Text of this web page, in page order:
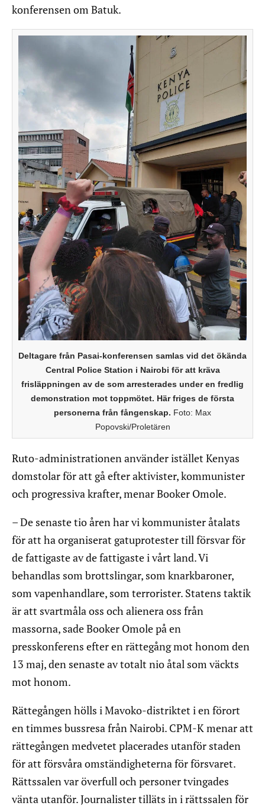
konferensen om Batuk.
Deltagare från Pasai-konferensen samlas vid det ökända
Central Police Station i Nairobi för att kräva
frisläppningen av de som arresterades under en fredlig
demonstration mot toppmötet. Här friges de första
personerna från fångenskap. Foto: Max
Popovski/Proletären
Ruto-administrationen använder istället Kenyas
domstolar för att gå efter aktivister, kommunister
och progressiva krafter, menar Booker Omole.
– De senaste tio åren har vi kommunister åtalats
för att ha organiserat gatuprotester till försvar för
de fattigaste av de fattigaste i vårt land. Vi
behandlas som brottslingar, som knarkbaroner,
som vapenhandlare, som terrorister. Statens taktik
är att svartmåla oss och alienera oss från
massorna, sade Booker Omole på en
presskonferens efter en rättegång mot honom den
13 maj, den senaste av totalt nio åtal som väckts
mot honom.
Rättegången hölls i Mavoko-distriktet i en förort
en timmes bussresa från Nairobi. CPM-K menar att
rättegången medvetet placerades utanför staden
för att försvåra omständigheterna för försvaret.
Rättssalen var överfull och personer tvingades
vänta utanför. Journalister tilläts in i rättssalen för